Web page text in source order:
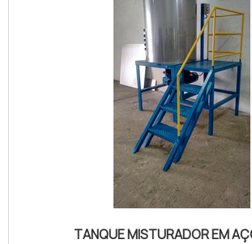
TANQUE MISTURADOR EM